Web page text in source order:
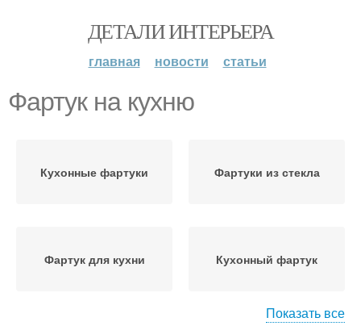
ДЕТАЛИ ИНТЕРЬЕРА
главная новости статьи
Фартук на кухню
Кухонные фартуки Фартуки из стекла
Фартук для кухни Кухонный фартук
Показать все